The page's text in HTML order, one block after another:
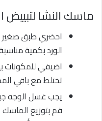
ماسك النشا لتبييض
احضري طبق صغير
الورد بكمية
اضيفي للمكونات
تختلط مع باقي
يجب غسل الوجه
قم بتوزيع